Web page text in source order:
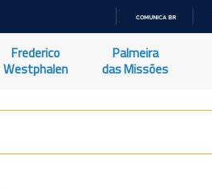
O
COMUNICA BR
Frederico
Westphalen
Palmeira
das Missões